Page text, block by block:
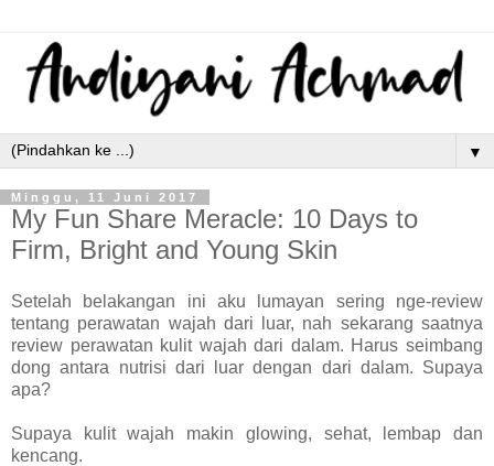
▼
Minggu, 11 Juni 2017
My Fun Share Meracle: 10 Days to
Firm, Bright and Young Skin
Setelah belakangan ini aku lumayan sering nge-review
tentang perawatan wajah dari luar, nah sekarang saatnya
review perawatan kulit wajah dari dalam. Harus seimbang
dong antara nutrisi dari luar dengan dari dalam. Supaya
apa?
Supaya kulit wajah makin glowing, sehat, lembap dan
kencang.